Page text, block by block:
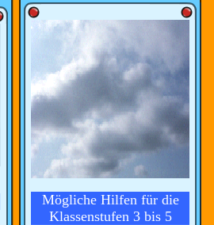
Mögliche Hilfen für die
Klassenstufen 3 bis 5